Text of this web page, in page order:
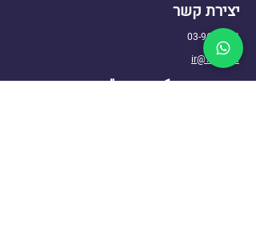
יצירת קשר
03-9606431
ir@770.mn
ספר התניא 1, כפר חב״ד